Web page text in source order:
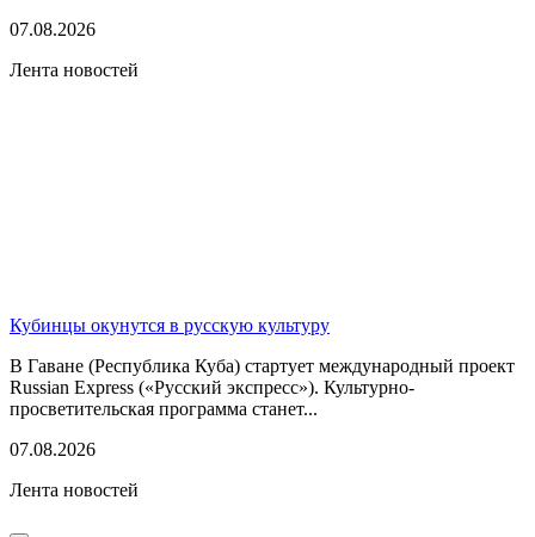
07.08.2026
Лента новостей
Кубинцы окунутся в русскую культуру
В Гаване (Республика Куба) стартует международный проект
Russian Express («Русский экспресс»). Культурно-
просветительская программа станет...
07.08.2026
Лента новостей